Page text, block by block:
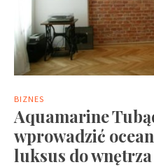
BIZNES
Aquamarine
wprowadzić
luksus do